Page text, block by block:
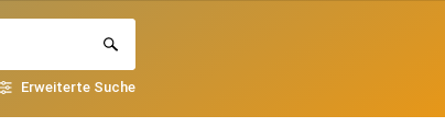
Erweiterte Suche